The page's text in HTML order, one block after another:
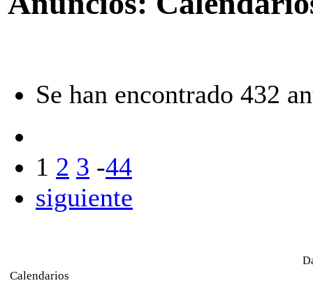
Se han encontrado 432
1 2 3 -44
siguiente
Calendarios